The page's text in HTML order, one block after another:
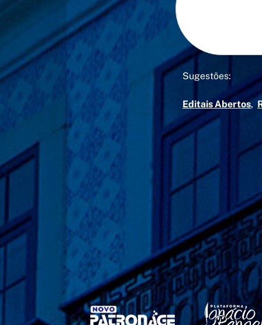
Sugestões:
Editais Abertos